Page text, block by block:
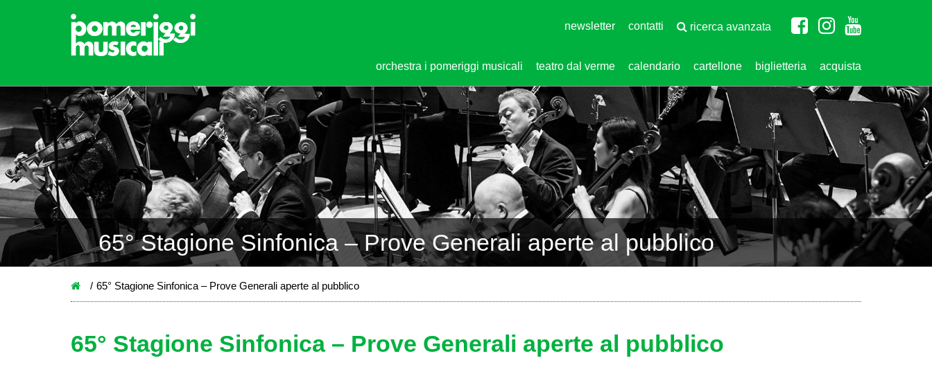
newsletter contatti ricerca avanzata
orchestra i pomeriggi musicali teatro dal verme calendario cartellone biglietteria acquista
65° Stagione Sinfonica – Prove Generali aperte al pubblico
65° Stagione Sinfonica – Prove Generali aperte al pubblico
65° Stagione Sinfonica – Prove Generali aperte al pubblico